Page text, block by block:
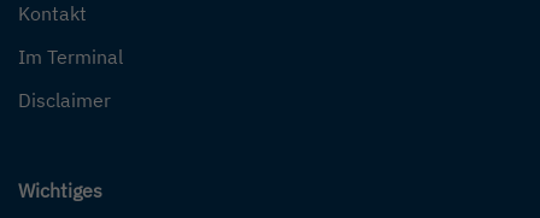
Kontakt
Im Terminal
Disclaimer
Wichtiges